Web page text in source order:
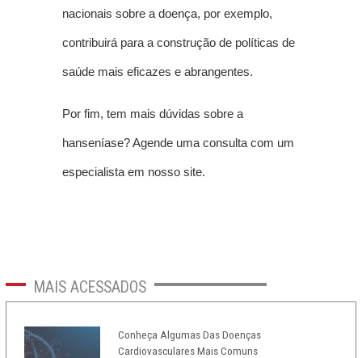
nacionais sobre a doença, por exemplo,
contribuirá para a construção de políticas de
saúde mais eficazes e abrangentes.
Por fim, tem mais dúvidas sobre a
hanseníase? Agende uma consulta com um
especialista em nosso site.
MAIS ACESSADOS
Conheça Algumas Das Doenças
Cardiovasculares Mais Comuns